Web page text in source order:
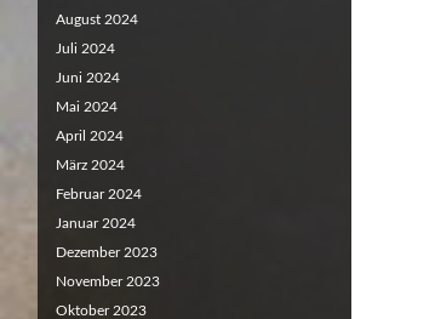
August 2024
Juli 2024
Juni 2024
Mai 2024
April 2024
März 2024
Februar 2024
Januar 2024
Dezember 2023
November 2023
Oktober 2023